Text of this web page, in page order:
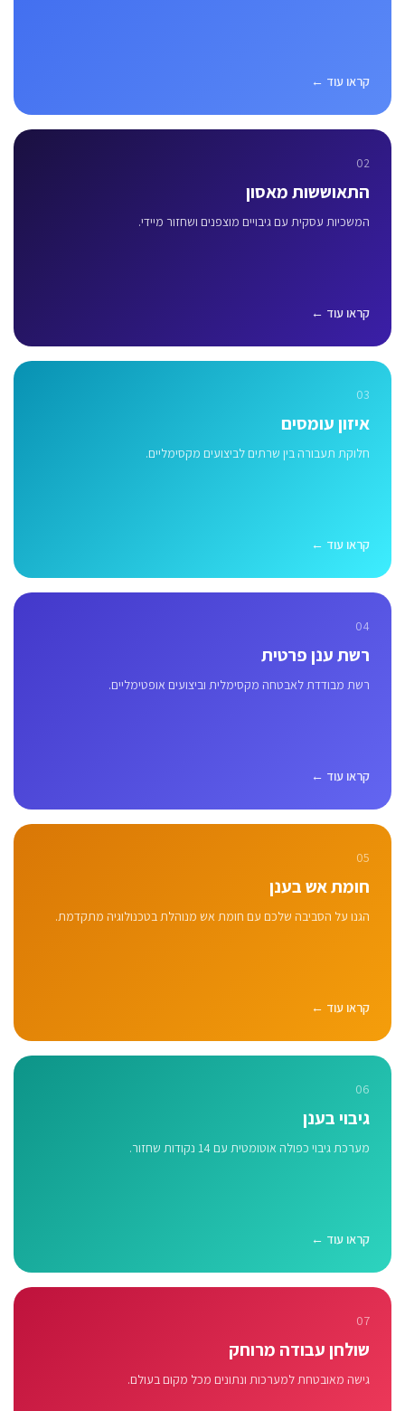
קראו עוד ←
02
התאוששות מאסון
המשכיות עסקית עם גיבויים מוצפנים ושחזור מיידי.
קראו עוד ←
03
איזון עומסים
חלוקת תעבורה בין שרתים לביצועים מקסימליים.
קראו עוד ←
04
רשת ענן פרטית
רשת מבודדת לאבטחה מקסימלית וביצועים אופטימליים.
קראו עוד ←
05
חומת אש בענן
הגנו על הסביבה שלכם עם חומת אש מנוהלת בטכנולוגיה מתקדמת.
קראו עוד ←
06
גיבוי בענן
מערכת גיבוי כפולה אוטומטית עם 14 נקודות שחזור.
קראו עוד ←
07
שולחן עבודה מרוחק
גישה מאובטחת למערכות ונתונים מכל מקום בעולם.